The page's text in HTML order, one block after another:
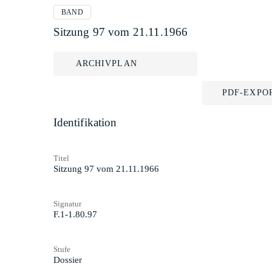
BAND
Sitzung 97 vom 21.11.1966
ARCHIVPLAN
PDF-
Identifikation
Titel
Sitzung 97 vom 21.11.1966
Signatur
F.1-1.80.97
Stufe
Dossier